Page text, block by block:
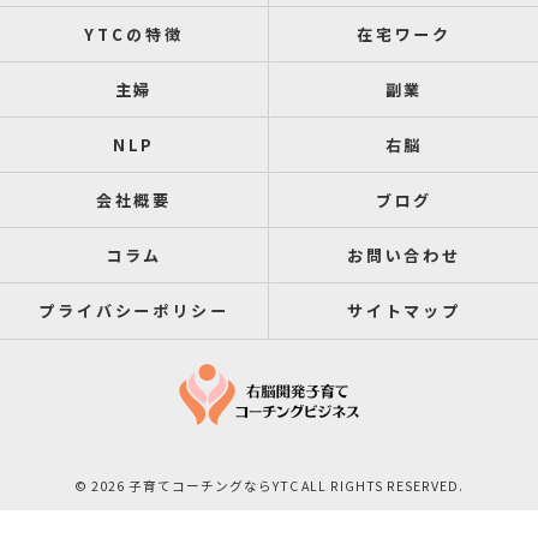
YTCの特徴 在宅ワーク
主婦 副業
NLP 右脳
会社概要 ブログ
コラム お問い合わせ
プライバシーポリシー サイトマップ
© 2026 子育てコーチングならYTC ALL RIGHTS RESERVED.